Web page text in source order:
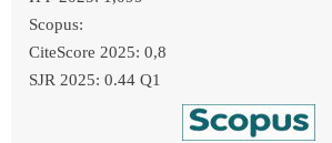
Scopus:
CiteScore 2025: 0,8
SJR 2025: 0.44 Q1